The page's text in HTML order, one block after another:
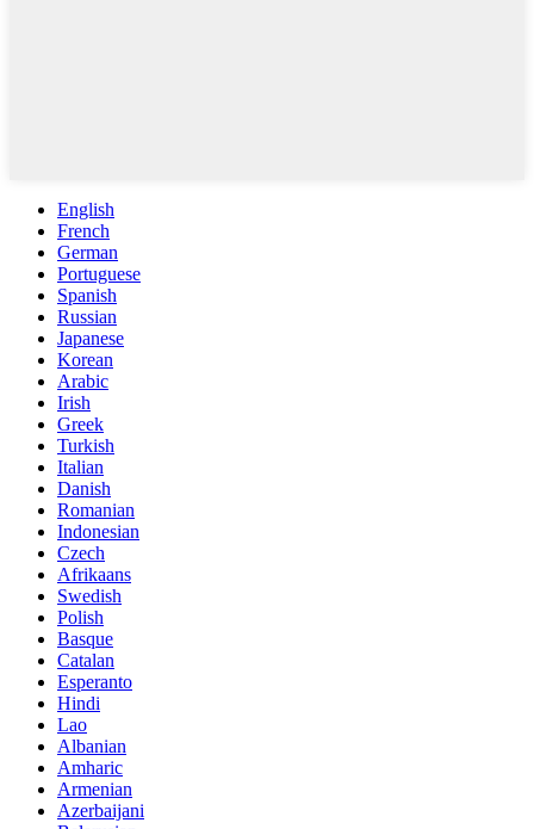
English
French
German
Portuguese
Spanish
Russian
Japanese
Korean
Arabic
Irish
Greek
Turkish
Italian
Danish
Romanian
Indonesian
Czech
Afrikaans
Swedish
Polish
Basque
Catalan
Esperanto
Hindi
Lao
Albanian
Amharic
Armenian
Azerbaijani